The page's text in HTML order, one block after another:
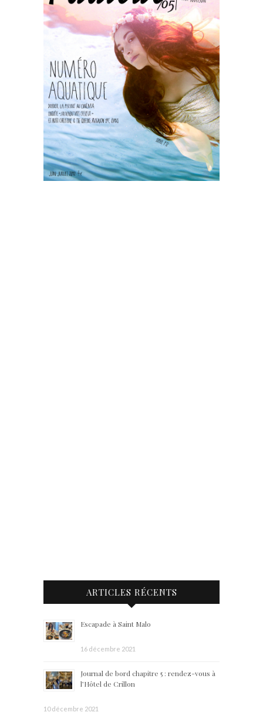
ARTICLES RÉCENTS
Escapade à Saint Malo
16 décembre 2021
Journal de bord chapitre 5 : rendez-vous à
l’Hôtel de Crillon
10 décembre 2021